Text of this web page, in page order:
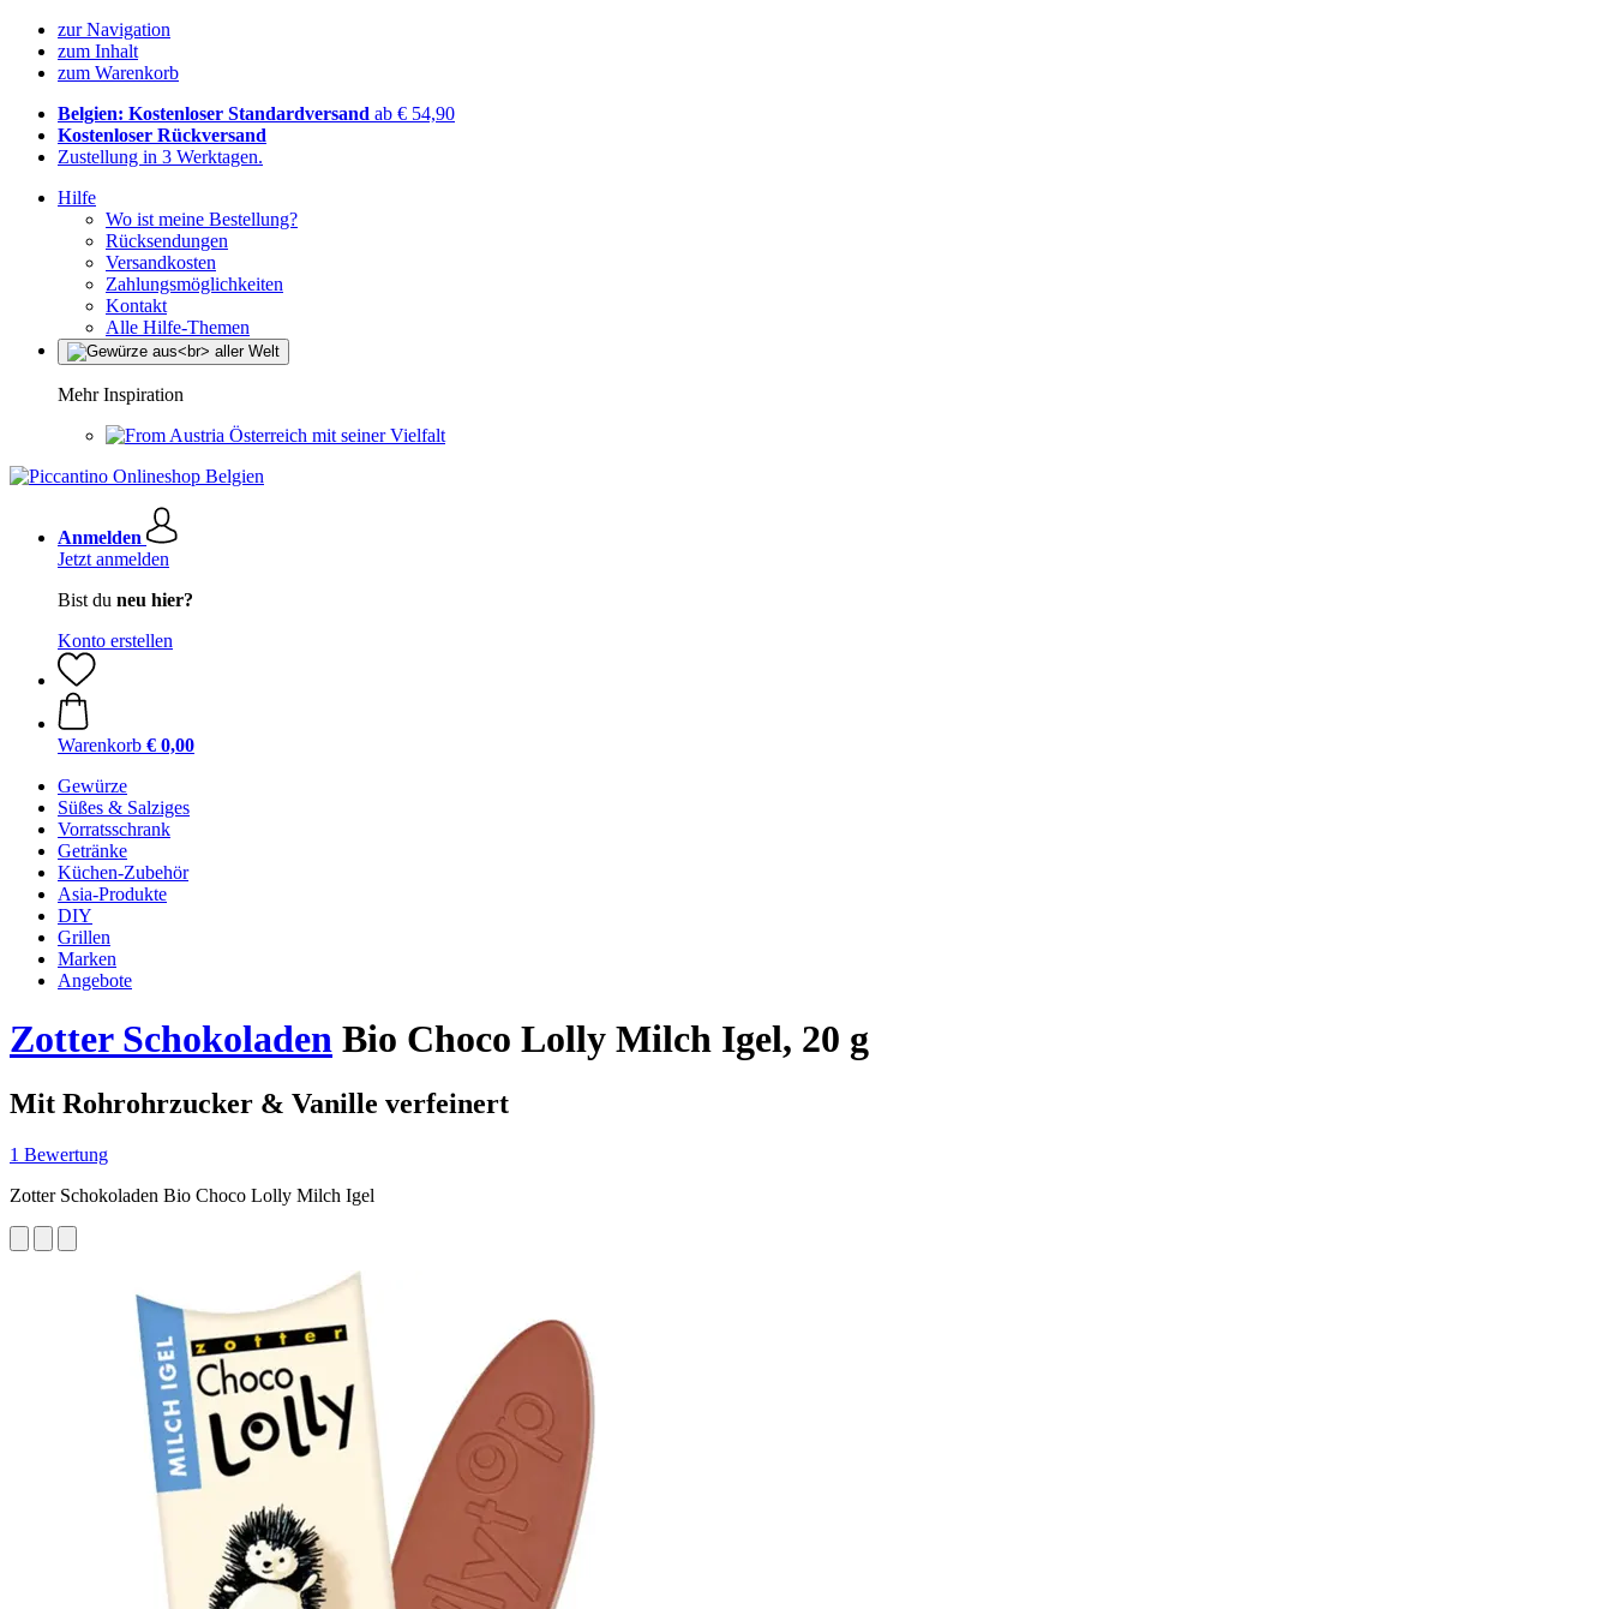
zur Navigation
zum Inhalt
zum Warenkorb
Belgien: Kostenloser Standardversand ab € 54,90
Kostenloser Rückversand
Zustellung in 3 Werktagen.
Hilfe
Wo ist meine Bestellung?
Rücksendungen
Versandkosten
Zahlungsmöglichkeiten
Kontakt
Alle Hilfe-Themen
Mehr Inspiration
Österreich mit seiner Vielfalt
Anmelden
Jetzt anmelden
Bist du neu hier?
Konto erstellen
Warenkorb € 0,00
Gewürze
Süßes & Salziges
Vorratsschrank
Getränke
Küchen-Zubehör
Asia-Produkte
DIY
Grillen
Marken
Angebote
Zotter Schokoladen Bio Choco Lolly Milch Igel, 20 g
Mit Rohrohrzucker & Vanille verfeinert
1 Bewertung
Zotter Schokoladen Bio Choco Lolly Milch Igel